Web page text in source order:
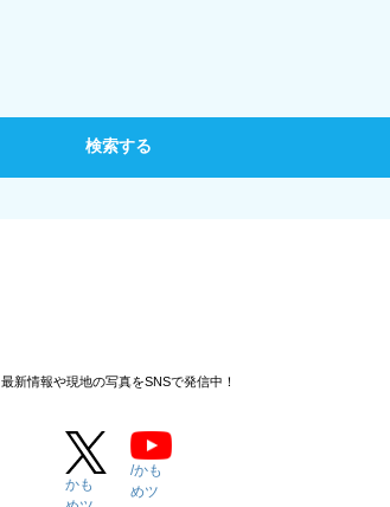
最新情報や現地の写真をSNSで発信中！
かも
/かも
めツ